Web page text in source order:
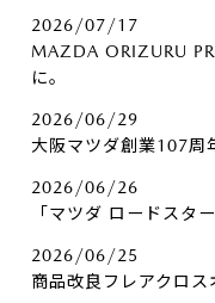
2026/07/17
MAZDA ORIZURU
に。
2026/06/29
大阪マツダ創業107周
2026/06/26
「マツダ ロードスタ
2026/06/25
商品改良フレアクロス